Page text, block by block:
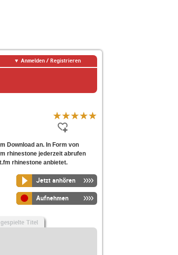
Anmelden / Registrieren
Download an. In Form von
rhinestone jederzeit abrufen
rhinestone anbietet.
Jetzt anhören
Aufnehmen
Titel